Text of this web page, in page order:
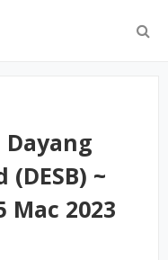
Dayang
~
Mac 2023